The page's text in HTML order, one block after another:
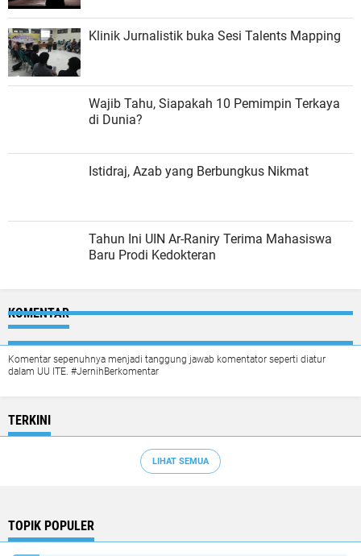
Klinik Jurnalistik buka Sesi Talents Mapping
Wajib Tahu, Siapakah 10 Pemimpin Terkaya
di Dunia?
Istidraj, Azab yang Berbungkus Nikmat
Tahun Ini UIN Ar-Raniry Terima Mahasiswa
Baru Prodi Kedokteran
KOMENTAR
Komentar sepenuhnya menjadi tanggung jawab komentator seperti diatur
dalam UU ITE. #JernihBerkomentar
TERKINI
LIHAT SEMUA
TOPIK POPULER